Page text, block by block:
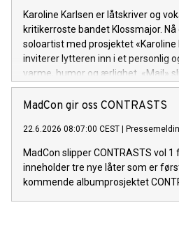
Karoline Karlsen er låtskriver og
kritikerroste bandet Klossmajor.
soloartist med prosjektet «Karoline
inviterer lytteren inn i et personlig
varme, humor og ærlighet. «Mail»
MadCon gir oss CONTRASTS
22.6.2026 08:07:00 CEST |
MadCon slipper CONTRASTS vol 1
inneholder tre nye låter som er
kommende albumprosjektet